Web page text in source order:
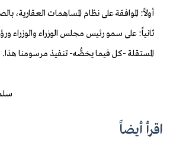
أولاً: الموافقة على نظام المساهمات العقارية،
ثانياً: على سمو رئيس مجلس الوزراء والوزراء
المستقلة -كل فيما يخصُّه- تنفيذ مرسومنا هذا.
اقرأ أيضاً